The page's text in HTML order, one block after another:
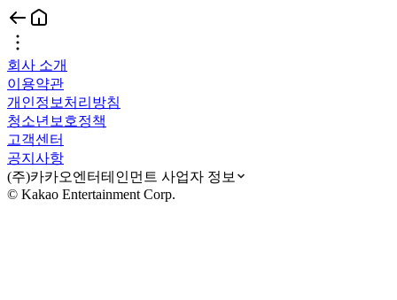
회사 소개
이용약관
개인정보처리방침
청소년보호정책
고객센터
공지사항
(주)카카오엔터테인먼트 사업자 정보
© Kakao Entertainment Corp.